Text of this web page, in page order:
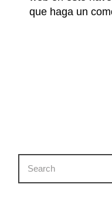
que haga un
Search
for: